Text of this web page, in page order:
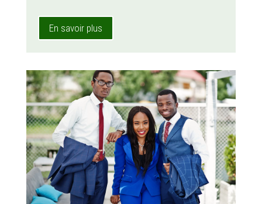
En savoir plus